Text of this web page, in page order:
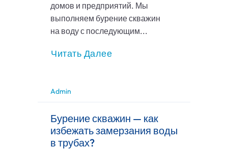
домов и предприятий. Мы
выполняем бурение скважин
на воду с последующим...
Читать Далее
Admin
Бурение скважин — как
избежать замерзания воды
в трубах?